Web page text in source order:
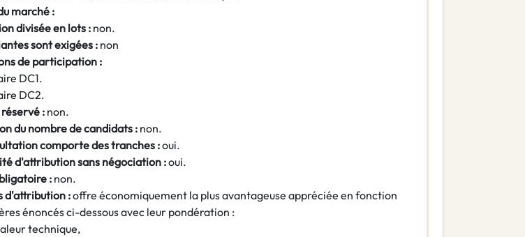
marché :
divisée en lots : non.
sont exigées : non
de participation :
DC1.
DC2.
: non.
du nombre de candidats : non.
comporte des tranches :oui.
d'attribution sans négociation :oui.
: non.
d'attribution :offre économiquement la plus avantageuse appréciée en fonction
énoncés ci-dessous avec leur pondération :
technique,